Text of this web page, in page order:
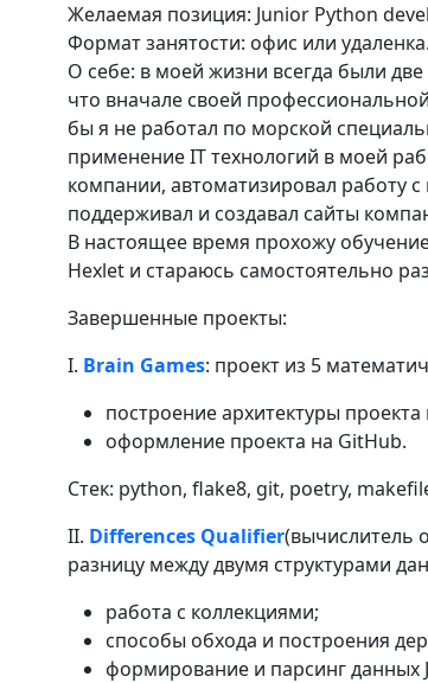
Желаемая позиция: Junior Python
Формат занятости: офис или удаленка.
О себе: в моей жизни всегда были
что вначале своей
бы я не работал по морской
применение IT технологий в моей
компании, автоматизировал работу
поддерживал и создавал сайты
В настоящее время прохожу
Hexlet и стараюсь самостоятельно
Завершенные проекты:
I. Brain Games: проект из 5
построение архитектуры
оформление проекта на GitHub.
Стек: python, flake8, git, poetry,
II. Differences Qualifier(вычислитель
разницу между двумя структурами
работа с коллекциями;
способы обхода и построения
формирование и парсинг данных